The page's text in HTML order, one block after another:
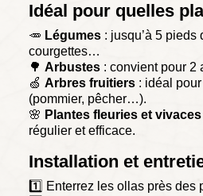
Idéal pour quelles
🥕 Légumes : jusqu’à 5 pieds
courgettes…
🌳 Arbustes : convient pour 2
🍏 Arbres fruitiers : idéal
(pommier, pêcher…).
🌸 Plantes fleuries et vivaces
régulier et efficace.
Installation et
1️⃣ Enterrez les ollas près des